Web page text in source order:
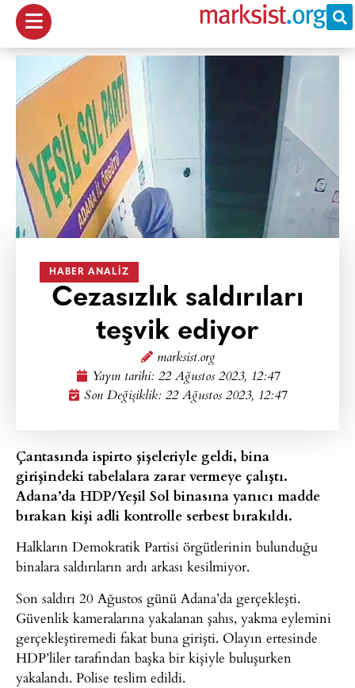
HABER ANALIZ
Cezasızlık saldırıları
teşvik ediyor
marksist.org
Yayın tarihi: 22 Ağustos 2023, 12:47
Son Değişiklik: 22 Ağustos 2023, 12:47
Çantasında ispirto şişeleriyle geldi, bina
girişindeki tabelalara zarar vermeye çalıştı.
Adana’da HDP/Yeşil Sol binasına yanıcı madde
bırakan kişi adli kontrolle serbest bırakıldı.
Halkların Demokratik Partisi örgütlerinin bulunduğu
binalara saldırıların ardı arkası kesilmiyor.
Son saldırı 20 Ağustos günü Adana’da gerçekleşti.
Güvenlik kameralarına yakalanan şahıs, yakma eylemini
gerçekleştiremedi fakat buna girişti. Olayın ertesinde
HDP’liler tarafından başka bir kişiyle buluşurken
yakalandı. Polise teslim edildi.